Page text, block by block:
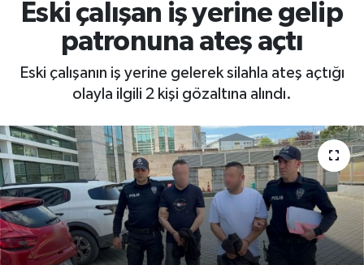
Eski çalışan iş yerine gelip
patronuna ateş açtı
Eski çalışanın iş yerine gelerek silahla ateş açtığı
olayla ilgili 2 kişi gözaltına alındı.